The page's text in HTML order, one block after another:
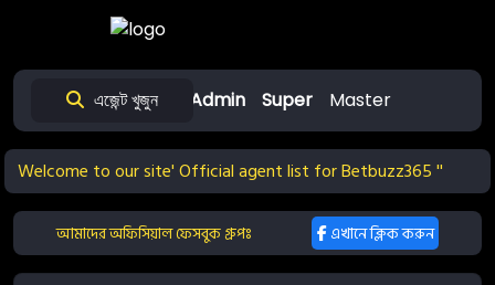
এজেন্ট খুজুন
Home Admin Super Master
Welcome to our site' Official agent list for Betbuzz365 ''
আমাদের অফিসিয়াল ফেসবুক গ্রুপঃ এখানে ক্লিক করুন